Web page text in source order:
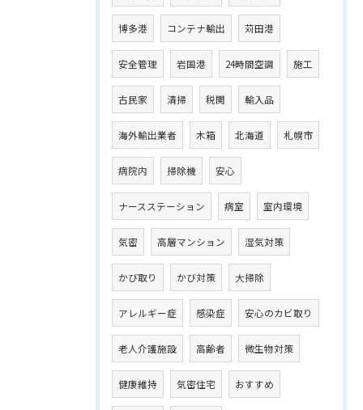
博多港 コンテナ輸出 苅田港
安全管理 岩国港 24時間空調 施工
古民家 清掃 税関 輸入品
海外輸出業者 木箱 北海道 札幌市
病院内 掃除機 安心
ナースステーション 病室 室内環境
気密 高層マンション 湿気対策
かび取り かび対策 大掃除
アレルギー症 感染症 安心のカビ取り
老人介護施設 高齢者 微生物対策
健康維持 気密住宅 おすすめ